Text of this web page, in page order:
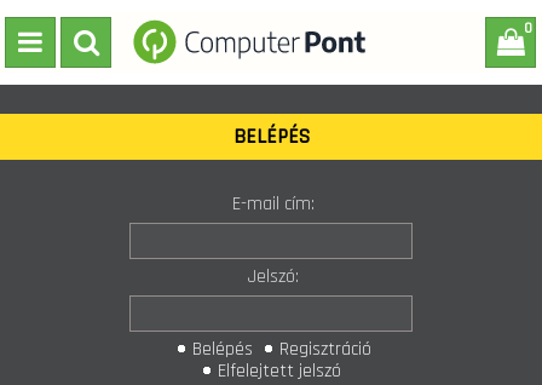
0
BELÉPÉS
E-mail cím:
Jelszó:
Belépés
Regisztráció
Elfelejtett jelszó